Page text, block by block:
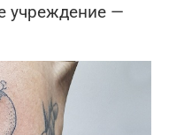
учреждение —